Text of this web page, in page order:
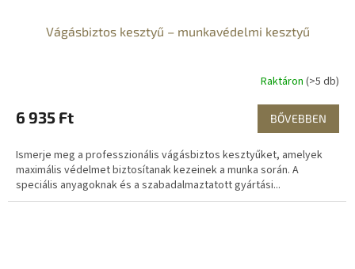
Vágásbiztos kesztyű – munkavédelmi kesztyű
Raktáron (>5 db)
6 935 Ft BŐVEBBEN
Ismerje meg a professzionális vágásbiztos kesztyűket, amelyek
maximális védelmet biztosítanak kezeinek a munka során. A
speciális anyagoknak és a szabadalmaztatott gyártási...